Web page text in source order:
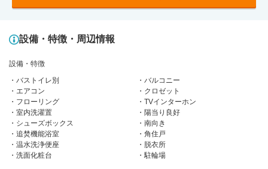
設備・特徴・周辺情報
設備・特徴
バストイレ別
バルコニー
エアコン
クロゼット
フローリング
TVインターホン
室内洗濯置
陽当り良好
シューズボックス
南向き
追焚機能浴室
角住戸
温水洗浄便座
脱衣所
洗面化粧台
駐輪場